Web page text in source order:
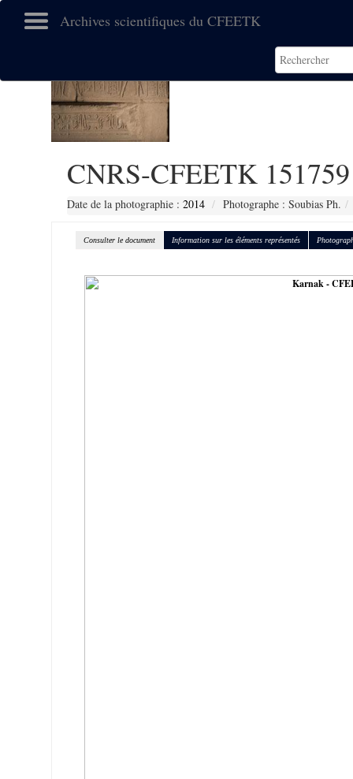
Archives scientifiques du CFEETK
CNRS-CFEETK 151759
Date de la photographie : 2014 Photographe : Soubias Ph.
Consulter le document Information sur les éléments représentés